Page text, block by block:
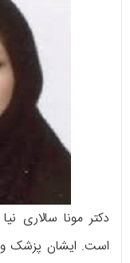
دکتر مونا سالاری
است. ایشان پزشک